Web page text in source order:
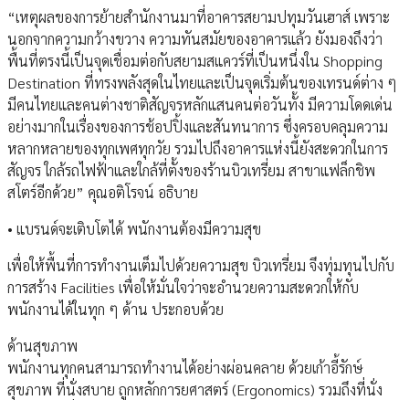
“เหตุผลของการย้ายสำนักงานมาที่อาคารสยามปทุมวันเฮาส์ เพราะ
นอกจากความกว้างขวาง ความทันสมัยของอาคารแล้ว ยังมองถึงว่า
พื้นที่ตรงนี้เป็นจุดเชื่อมต่อกับสยามสแควร์ที่เป็นหนึ่งใน Shopping
Destination ที่ทรงพลังสุดในไทยและเป็นจุดเริ่มต้นของเทรนด์ต่าง ๆ
มีคนไทยและคนต่างชาติสัญจรหลักแสนคนต่อวันทั้ง มีความโดดเด่น
อย่างมากในเรื่องของการช้อปปิ้งและสันทนาการ ซึ่งครอบคลุมความ
หลากหลายของทุกเพศทุกวัย รวมไปถึงอาคารแห่งนี้ยังสะดวกในการ
สัญจร ใกล้รถไฟฟ้าและใกล้ที่ตั้งของร้านบิวเทรี่ยม สาขาแฟล็กชิพ
สโตร์อีกด้วย” คุณอติโรจน์ อธิบาย
• แบรนด์จะเติบโตได้ พนักงานต้องมีความสุข
เพื่อให้พื้นที่การทำงานเต็มไปด้วยความสุข บิวเทรี่ยม จึงทุ่มทุนไปกับ
การสร้าง Facilities เพื่อให้มั่นใจว่าจะอำนวยความสะดวกให้กับ
พนักงานได้ในทุก ๆ ด้าน ประกอบด้วย
ด้านสุขภาพ
พนักงานทุกคนสามารถทำงานได้อย่างผ่อนคลาย ด้วยเก้าอี้รักษ์
สุขภาพ ที่นั่งสบาย ถูกหลักการยศาสตร์ (Ergonomics) รวมถึงที่นั่ง